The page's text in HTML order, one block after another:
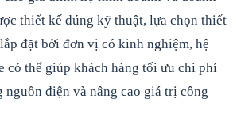
thiết kế đúng kỹ thuật, lựa chọn thiết
đặt bởi đơn vị có kinh nghiệm, hệ
có thể giúp khách hàng tối ưu chi phí
nguồn điện và nâng cao giá trị công